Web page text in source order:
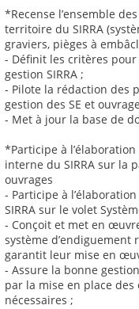
*Recense l’ensemble
territoire du SIRRA
graviers, pièges à
- Définit les critères
gestion SIRRA ;
- Pilote la rédaction des
gestion des SE et
- Met à jour la base de
*Participe à
interne du SIRRA sur la
ouvrages
- Participe à
SIRRA sur le volet
- Conçoit et met en
système d’endiguement
garantit leur mise en
- Assure la bonne
par la mise en place
nécessaires ;